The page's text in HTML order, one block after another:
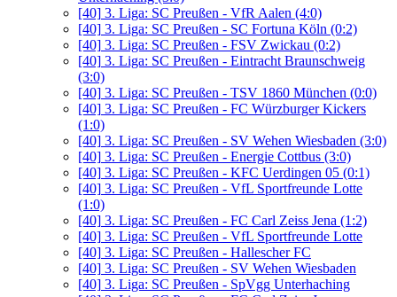
[40] 3. Liga: SC Preußen - VfR Aalen (4:0)
[40] 3. Liga: SC Preußen - SC Fortuna Köln (0:2)
[40] 3. Liga: SC Preußen - FSV Zwickau (0:2)
[40] 3. Liga: SC Preußen - Eintracht Braunschweig
(3:0)
[40] 3. Liga: SC Preußen - TSV 1860 München (0:0)
[40] 3. Liga: SC Preußen - FC Würzburger Kickers
(1:0)
[40] 3. Liga: SC Preußen - SV Wehen Wiesbaden (3:0)
[40] 3. Liga: SC Preußen - Energie Cottbus (3:0)
[40] 3. Liga: SC Preußen - KFC Uerdingen 05 (0:1)
[40] 3. Liga: SC Preußen - VfL Sportfreunde Lotte
(1:0)
[40] 3. Liga: SC Preußen - FC Carl Zeiss Jena (1:2)
[40] 3. Liga: SC Preußen - VfL Sportfreunde Lotte
[40] 3. Liga: SC Preußen - Hallescher FC
[40] 3. Liga: SC Preußen - SV Wehen Wiesbaden
[40] 3. Liga: SC Preußen - SpVgg Unterhaching